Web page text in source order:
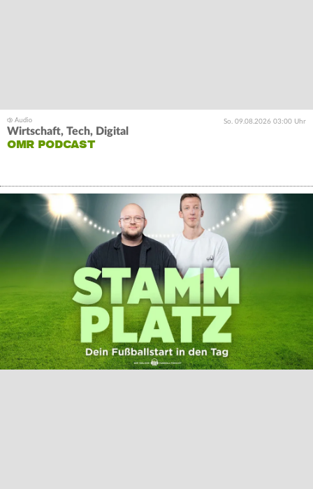
So. 09.08.2026 03:00 Uhr
Wirtschaft, Tech, Digital
OMR PODCAST